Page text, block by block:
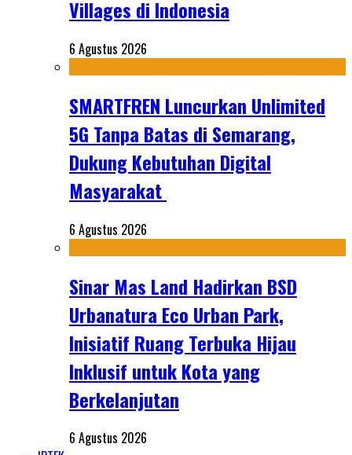
Villages di Indonesia
6 Agustus 2026
SMARTFREN Luncurkan Unlimited
5G Tanpa Batas di Semarang,
Dukung Kebutuhan Digital
Masyarakat
6 Agustus 2026
Sinar Mas Land Hadirkan BSD
Urbanatura Eco Urban Park,
Inisiatif Ruang Terbuka Hijau
Inklusif untuk Kota yang
Berkelanjutan
6 Agustus 2026